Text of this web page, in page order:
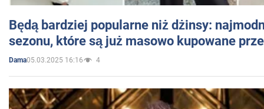
Będą bardziej popularne niż dżinsy:
sezonu, które są już masowo kupowane
Dama05.03.2025 16:16 4